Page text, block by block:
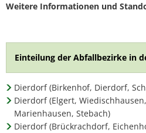
Weitere Informationen und
Einteilung der Abfallbezirke in
Dierdorf (Birkenhof, Dierdorf,
Dierdorf (Elgert,
Marienhausen, Stebach)
Dierdorf (Brückrachdorf,